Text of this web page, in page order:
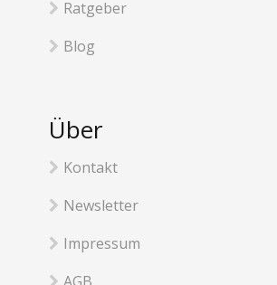
Ratgeber
Blog
Über
Kontakt
Newsletter
Impressum